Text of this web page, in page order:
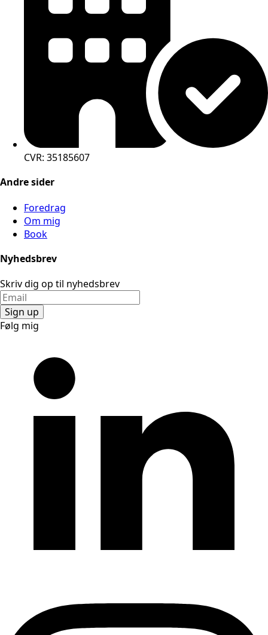
CVR: 35185607
Andre sider
Foredrag
Om mig
Book
Nyhedsbrev
Skriv dig op til nyhedsbrev
Sign up
Følg mig